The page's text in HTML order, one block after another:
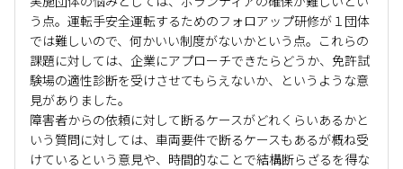
う点。運転手安全運転するためのフォロアップ研修が１団体
では難しいので、何かいい制度がないかという点。これらの
課題に対しては、企業にアプローチできたらどうか、免許試
験場の適性診断を受けさせてもらえないか、というような意
見がありました。
障害者からの依頼に対して断るケースがどれくらいあるかと
いう質問に対しては、車両要件で断るケースもあるが概ね受
けているという意見や、時間的なことで結構断らざるを得な